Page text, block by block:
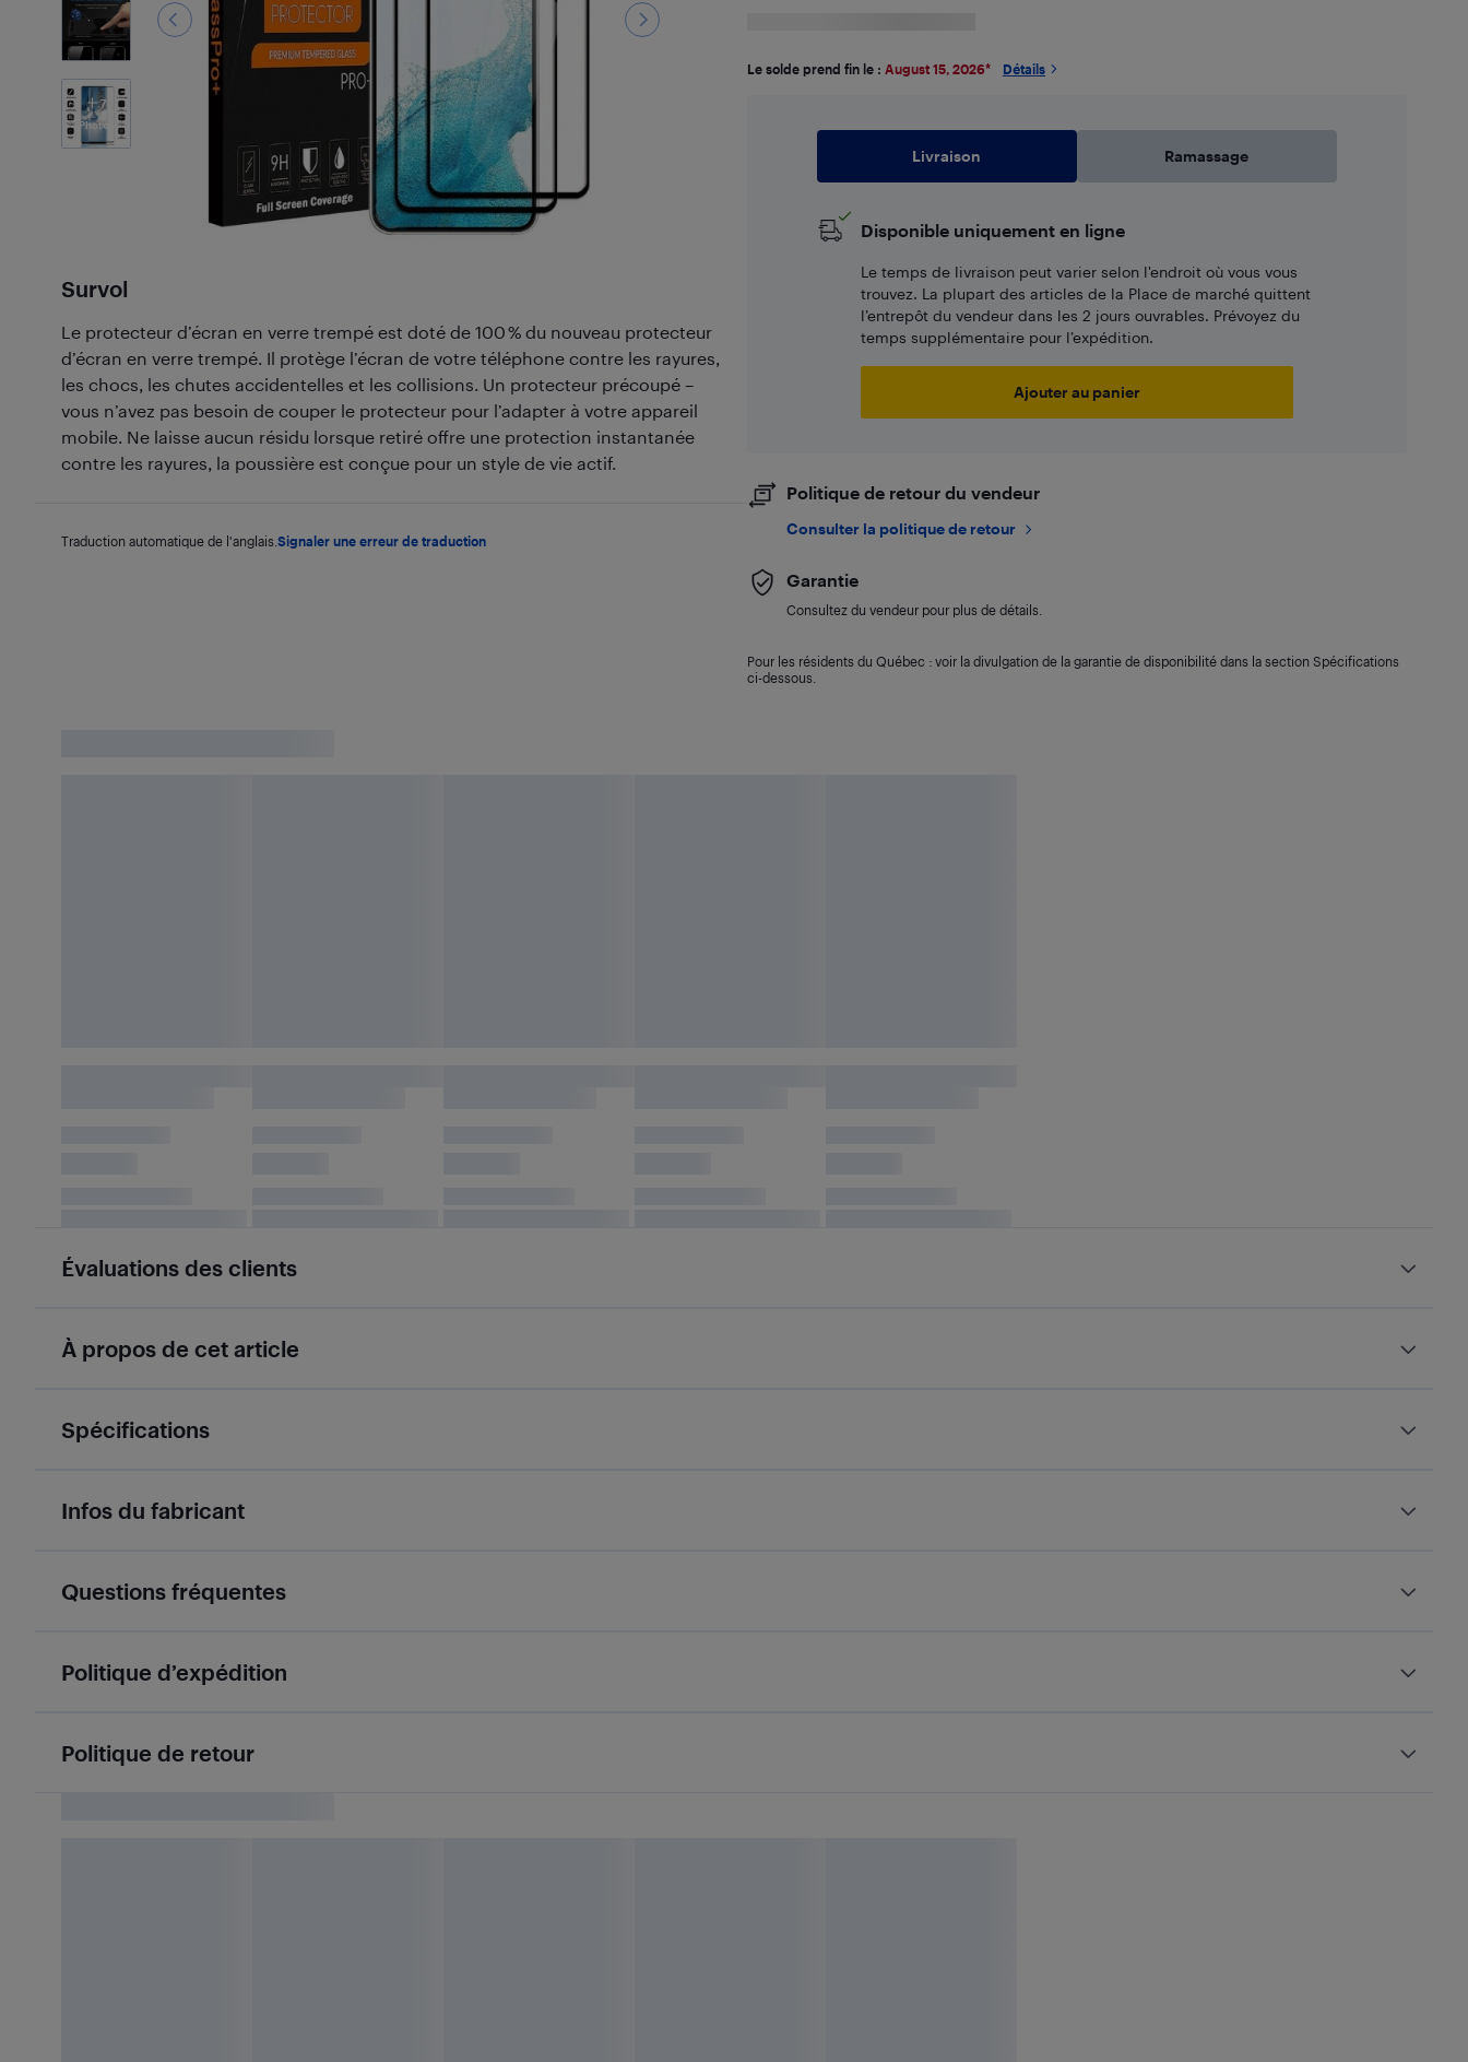
7
Photos
Survol
Le protecteur d’écran en verre trempé est doté de 100 % du nouveau protecteur
d’écran en verre trempé. Il protège l’écran de votre téléphone contre les rayures,
les chocs, les chutes accidentelles et les collisions. Un protecteur précoupé –
vous n’avez pas besoin de couper le protecteur pour l’adapter à votre appareil
mobile. Ne laisse aucun résidu lorsque retiré offre une protection instantanée
contre les rayures, la poussière est conçue pour un style de vie actif.
Traduction automatique de l'anglais. Signaler une erreur de traduction
Le solde prend fin le : August 15, 2026* Détails
Livraison Ramassage
Disponible uniquement en ligne
Le temps de livraison peut varier selon l'endroit où vous vous
trouvez. La plupart des articles de la Place de marché quittent
l’entrepôt du vendeur dans les 2 jours ouvrables. Prévoyez du
temps supplémentaire pour l’expédition.
Ajouter au panier
Politique de retour du vendeur
Consulter la politique de retour
Garantie
Consultez du vendeur pour plus de détails.
Pour les résidents du Québec : voir la divulgation de la garantie de disponibilité dans la section Spécifications
ci-dessous.
Évaluations des clients
À propos de cet article
Spécifications
Infos du fabricant
Questions fréquentes
Politique d’expédition
Politique de retour